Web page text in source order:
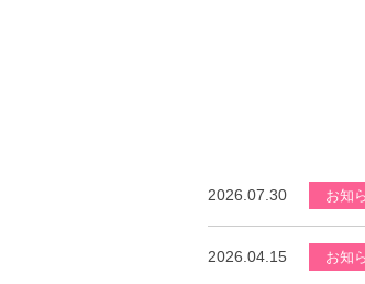
2026.07.30 お知
2026.04.15 お知